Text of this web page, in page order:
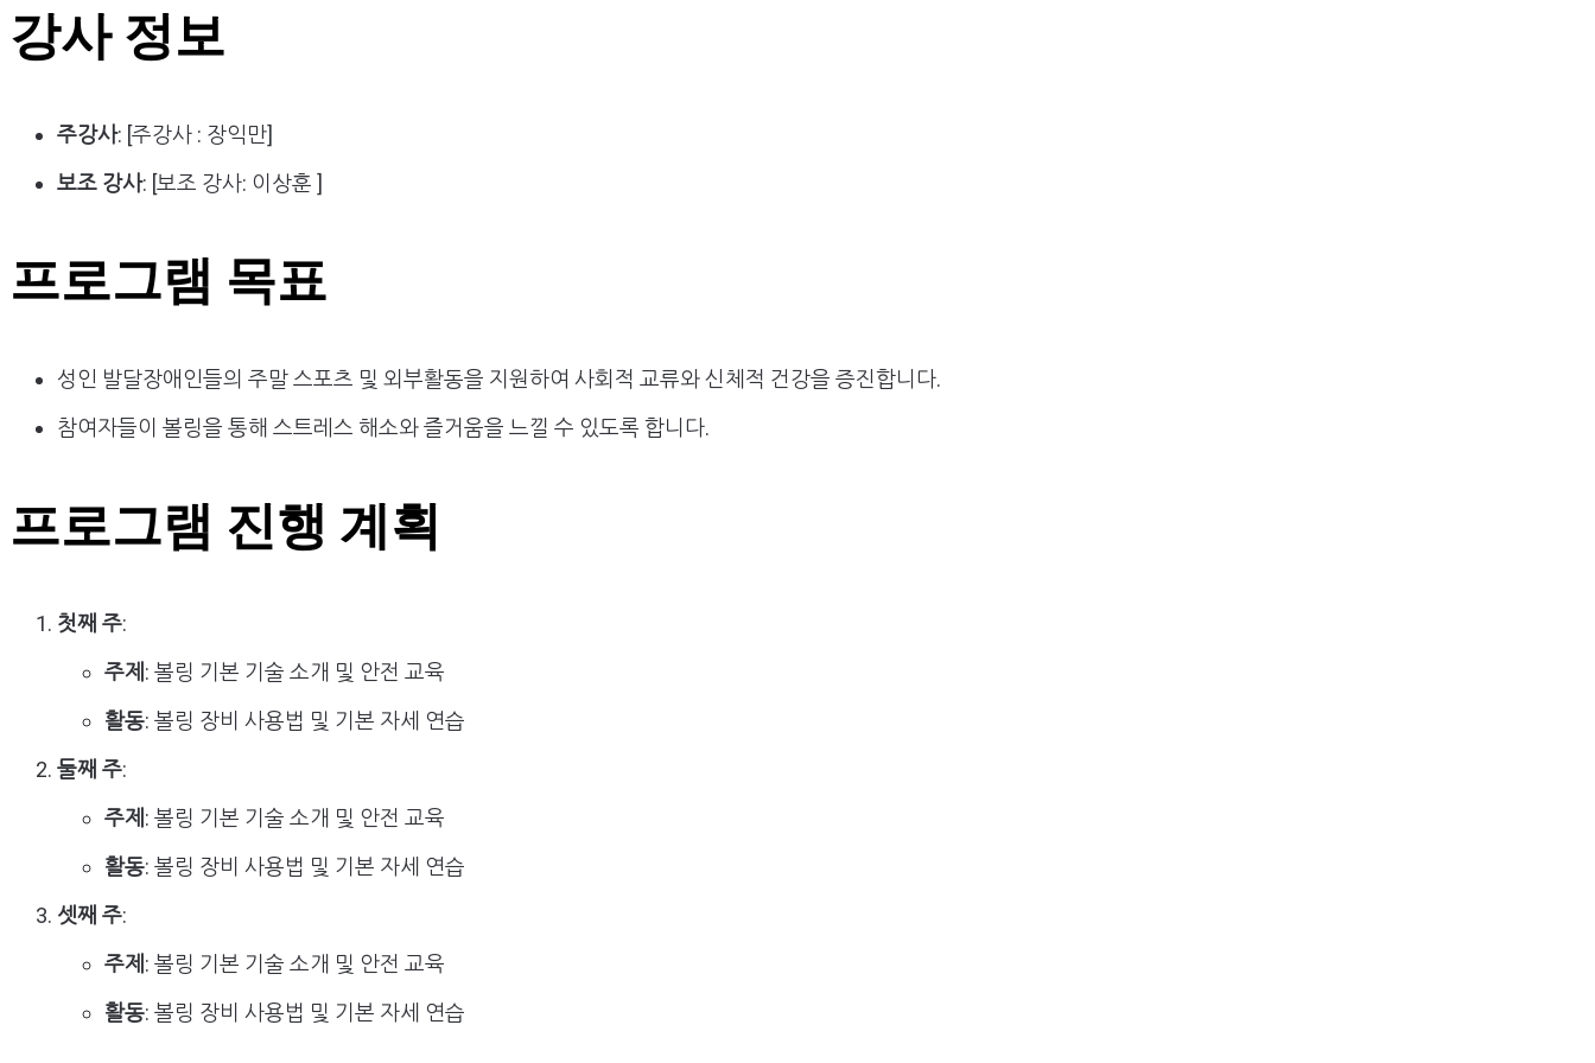
강사 정보
주강사: [주강사 : 장익만]
보조 강사: [보조 강사: 이상훈 ]
프로그램 목표
성인 발달장애인들의 주말 스포츠 및 외부활동을 지원하여 사회적 교류와 신체적 건강을 증진합니다.
참여자들이 볼링을 통해 스트레스 해소와 즐거움을 느낄 수 있도록 합니다.
프로그램 진행 계획
첫째 주:
주제 : 볼링 기본 기술 소개 및 안전 교육
활동: 볼링 장비 사용법 및 기본 자세 연습
둘째 주:
주제 : 볼링 기본 기술 소개 및 안전 교육
활동: 볼링 장비 사용법 및 기본 자세 연습
셋째 주:
주제 : 볼링 기본 기술 소개 및 안전 교육
활동: 볼링 장비 사용법 및 기본 자세 연습